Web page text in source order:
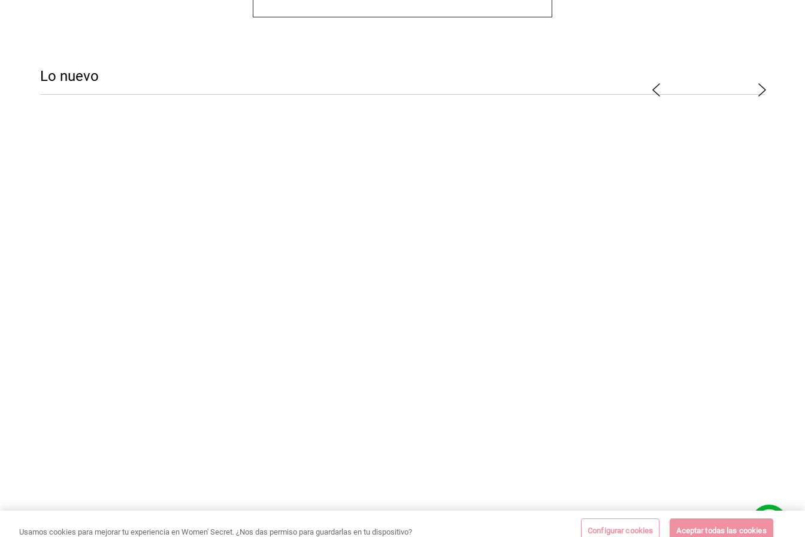
Lo nuevo
Usamos cookies para mejorar tu experiencia en Women' Secret. ¿Nos das permiso para guardarlas en tu dispositivo? Configurar cookies Aceptar todas las cookies